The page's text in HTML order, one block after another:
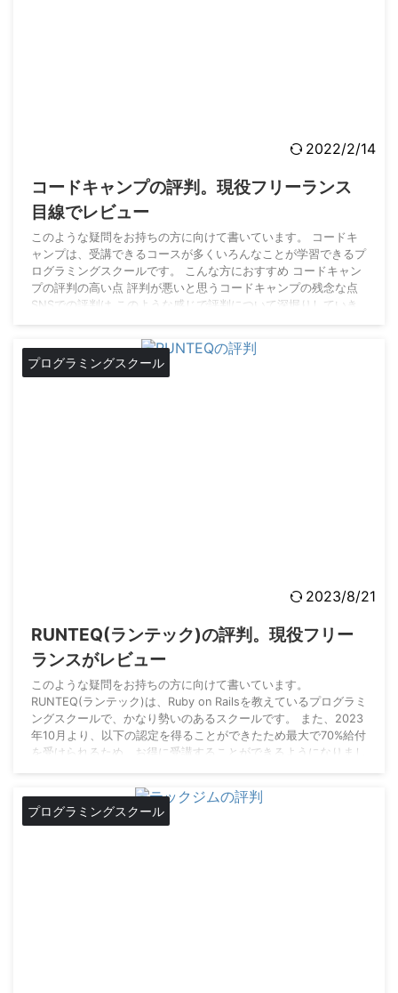
2022/2/14
コードキャンプの評判。現役フリーランス
目線でレビュー
このような疑問をお持ちの方に向けて書いています。 コードキ
ャンプは、受講できるコースが多くいろんなことが学習できるプ
ログラミングスクールです。 こんな方におすすめ コードキャン
プの評判の高い点 評判が悪いと思うコードキャンプの残念な点
SNSでの評判は このような感じで評判について深堀りしていき
価していきます。 コードキャンプ(CodeCamp)の評判が高い点
コードキャンプ(CodeCamp)のサービス内容やカリキュラムなど
から、僕がこれは良いと ...
プログラミングスクール
2023/8/21
RUNTEQ(ランテック)の評判。現役フリー
ランスがレビュー
このような疑問をお持ちの方に向けて書いています。
RUNTEQ(ランテック)は、Ruby on Railsを教えているプログラミ
ングスクールで、かなり勢いのあるスクールです。 また、2023
年10月より、以下の認定を得ることができたため最大で70%給付
を受けられるため、お得に受講することができるようになりまし
の高いサービスを安く受講して挑戦してみてください。 ▼この
記事では、そんな話題のRUNTEQ(ランテック)の評判について紹
介していきます。 ...
プログラミングスクール